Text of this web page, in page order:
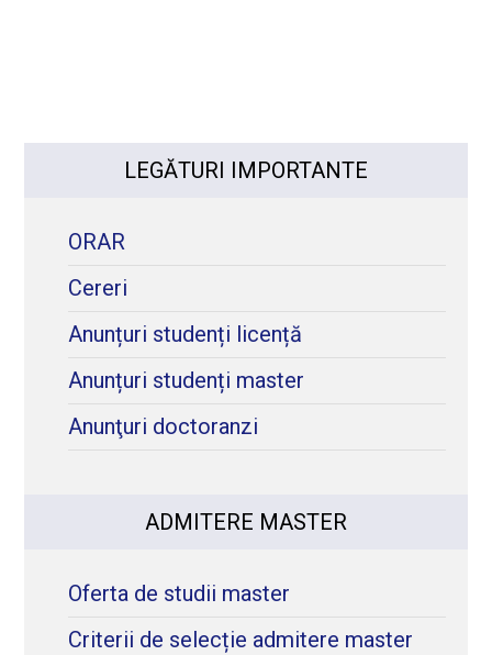
LEGĂTURI IMPORTANTE
ORAR
Cereri
Anunțuri studenți licență
Anunțuri studenți master
Anunţuri doctoranzi
ADMITERE MASTER
Oferta de studii master
Criterii de selecție admitere master